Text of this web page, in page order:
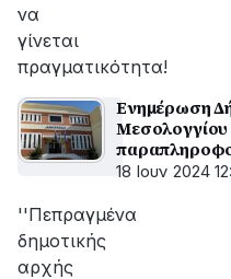
να
γίνεται
πραγματικότητα!
Ενημέρωση
Μεσολογγίου
18 Ιουν 2024
''Πεπραγμένα
δημοτικής
αρχής